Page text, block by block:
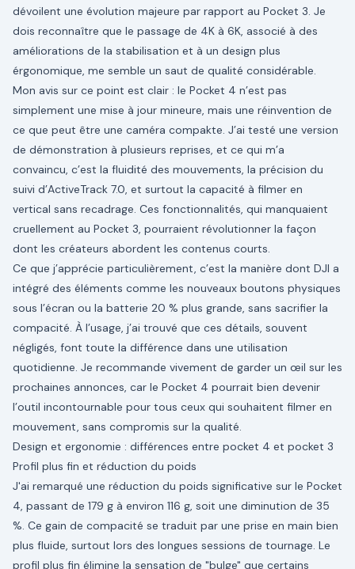
dévoilent une évolution majeure par rapport au Pocket 3. Je
dois reconnaître que le passage de 4K à 6K, associé à des
améliorations de la stabilisation et à un design plus
érgonomique, me semble un saut de qualité considérable.
Mon avis sur ce point est clair : le Pocket 4 n’est pas
simplement une mise à jour mineure, mais une réinvention de
ce que peut être une caméra compakte. J’ai testé une version
de démonstration à plusieurs reprises, et ce qui m’a
convaincu, c’est la fluidité des mouvements, la précision du
suivi d’ActiveTrack 7.0, et surtout la capacité à filmer en
vertical sans recadrage. Ces fonctionnalités, qui manquaient
cruellement au Pocket 3, pourraient révolutionner la façon
dont les créateurs abordent les contenus courts.
Ce que j’apprécie particulièrement, c’est la manière dont DJI a
intégré des éléments comme les nouveaux boutons physiques
sous l’écran ou la batterie 20 % plus grande, sans sacrifier la
compacité. À l’usage, j’ai trouvé que ces détails, souvent
négligés, font toute la différence dans une utilisation
quotidienne. Je recommande vivement de garder un œil sur les
prochaines annonces, car le Pocket 4 pourrait bien devenir
l’outil incontournable pour tous ceux qui souhaitent filmer en
mouvement, sans compromis sur la qualité.
Design et ergonomie : différences entre pocket 4 et pocket 3
Profil plus fin et réduction du poids
J'ai remarqué une réduction du poids significative sur le Pocket
4, passant de 179 g à environ 116 g, soit une diminution de 35
%. Ce gain de compacité se traduit par une prise en main bien
plus fluide, surtout lors des longues sessions de tournage. Le
profil plus fin élimine la sensation de "bulge" que certains